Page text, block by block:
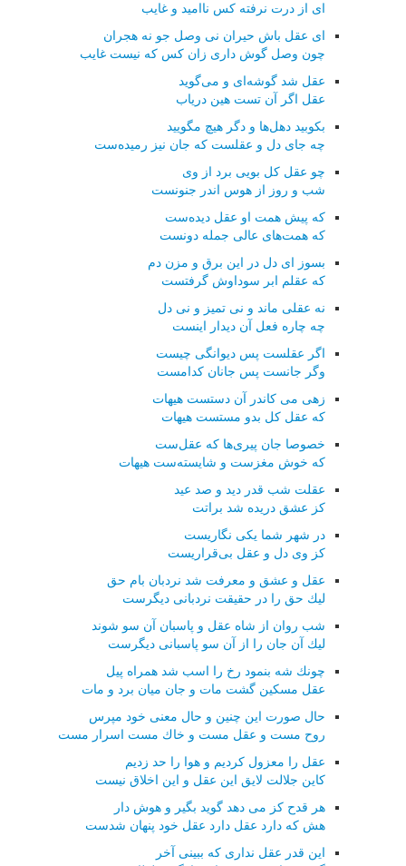
ای از درت نرفته كس ناامید و غایب
ای عقل باش حیران نی وصل جو نه هجران
چون وصل گوش داری زان كس كه نیست غایب
عقل شد گوشه‌ای و می‌گوید
عقل اگر آن تست هین دریاب
بكوبید دهل‌ها و دگر هیچ مگویید
چه جای دل و عقلست كه جان نیز رمیده‌ست
چو عقل كل بویی برد از وی
شب و روز از هوس اندر جنونست
كه پیش همت او عقل دیده‌ست
كه همت‌های عالی جمله دونست
بسوز ای دل در این برق و مزن دم
كه عقلم ابر سوداوش گرفتست
نه عقلی ماند و نی تمیز و نی دل
چه چاره فعل آن دیدار اینست
اگر عقلست پس دیوانگی چیست
وگر جانست پس جانان كدامست
زهی می كاندر آن دستست هیهات
كه عقل كل بدو مستست هیهات
خصوصا جان پیری‌ها كه عقل‌ست
كه خوش مغزست و شایسته‌ست هیهات
عقلت شب قدر دید و صد عید
كز عشق دریده شد براتت
در شهر شما یكی نگاریست
كز وی دل و عقل بی‌قراریست
عقل و عشق و معرفت شد نردبان بام حق
لیك حق را در حقیقت نردبانی دیگرست
شب روان از شاه عقل و پاسبان آن سو شوند
لیك آن جان را از آن سو پاسبانی دیگرست
چونك شه بنمود رخ را اسب شد همراه پیل
عقل مسكین گشت مات و جان میان برد و مات
حال صورت این چنین و حال معنی خود مپرس
روح مست و عقل مست و خاك مست اسرار مست
عقل را معزول كردیم و هوا را حد زدیم
كاین جلالت لایق این عقل و این اخلاق نیست
هر قدح كز می دهد گوید بگیر و هوش دار
هش كه دارد عقل دارد عقل خود پنهان شدست
این قدر عقل نداری كه ببینی آخر